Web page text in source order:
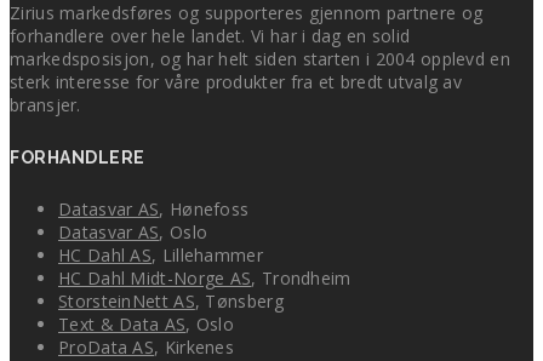
Zirius markedsføres og supporteres gjennom partnere og
forhandlere over hele landet. Vi har i dag en solid
markedsposisjon, og har helt siden starten i 2004 opplevd en
sterk interesse for våre produkter fra et bredt utvalg av
bransjer.
FORHANDLERE
Datasvar AS, Hønefoss
Datasvar AS, Oslo
HC Dahl AS, Lillehammer
HC Dahl Midt-Norge AS, Trondheim
StorsteinNett AS, Tønsberg
Text & Data AS, Oslo
ProData AS, Kirkenes